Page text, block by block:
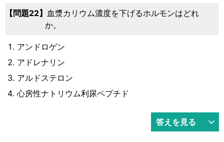
22
血漿カリウム濃度を下げるホルモンはどれ
か。
アンドロゲン
アドレナリン
アルドステロン
心房性ナトリウム利尿ペプチド
答えを見る